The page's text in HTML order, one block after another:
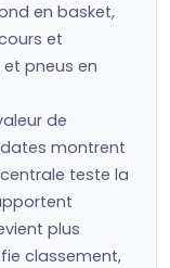
en basket,
et
pneus en
de
montrent
teste la
plus
classement,